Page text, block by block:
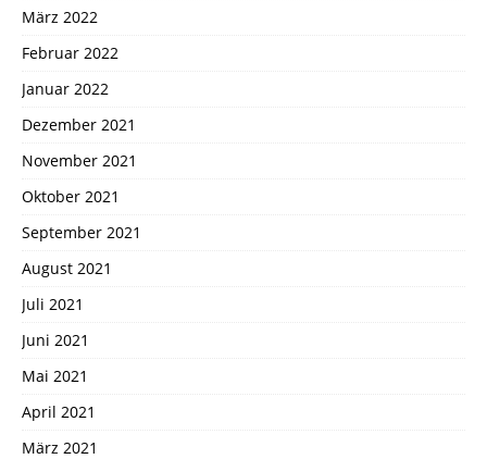
März 2022
Februar 2022
Januar 2022
Dezember 2021
November 2021
Oktober 2021
September 2021
August 2021
Juli 2021
Juni 2021
Mai 2021
April 2021
März 2021